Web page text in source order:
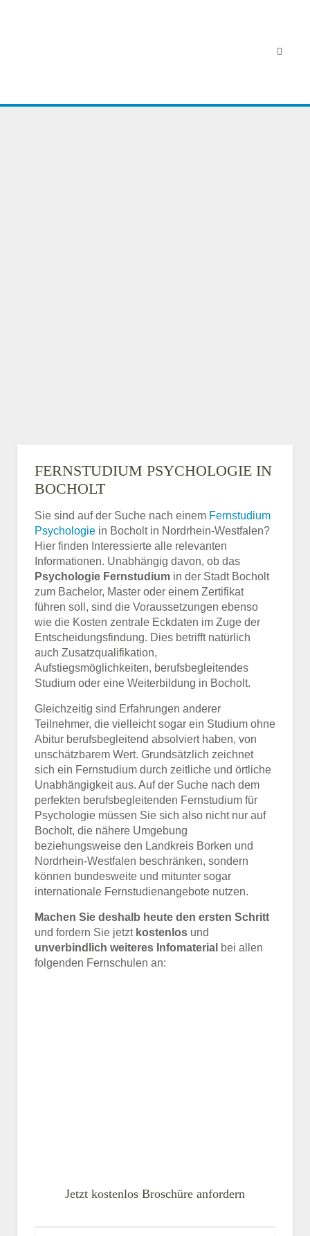
FERNSTUDIUM PSYCHOLOGIE IN
BOCHOLT
Sie sind auf der Suche nach einem Fernstudium
Psychologie in Bocholt in Nordrhein-Westfalen?
Hier finden Interessierte alle relevanten
Informationen. Unabhängig davon, ob das
Psychologie Fernstudium in der Stadt Bocholt
zum Bachelor, Master oder einem Zertifikat
führen soll, sind die Voraussetzungen ebenso
wie die Kosten zentrale Eckdaten im Zuge der
Entscheidungsfindung. Dies betrifft natürlich
auch Zusatzqualifikation,
Aufstiegsmöglichkeiten, berufsbegleitendes
Studium oder eine Weiterbildung in Bocholt.
Gleichzeitig sind Erfahrungen anderer
Teilnehmer, die vielleicht sogar ein Studium ohne
Abitur berufsbegleitend absolviert haben, von
unschätzbarem Wert. Grundsätzlich zeichnet
sich ein Fernstudium durch zeitliche und örtliche
Unabhängigkeit aus. Auf der Suche nach dem
perfekten berufsbegleitenden Fernstudium für
Psychologie müssen Sie sich also nicht nur auf
Bocholt, die nähere Umgebung
beziehungsweise den Landkreis Borken und
Nordrhein-Westfalen beschränken, sondern
können bundesweite und mitunter sogar
internationale Fernstudienangebote nutzen.
Machen Sie deshalb heute den ersten Schritt
und fordern Sie jetzt kostenlos und
unverbindlich weiteres Infomaterial bei allen
folgenden Fernschulen an:
Jetzt kostenlos Broschüre anfordern